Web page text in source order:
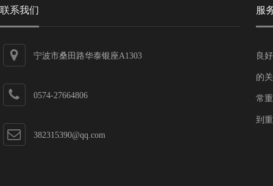
联系我们
宁波市桑田路华泰银座A1303
0574-27664806
382315390@qq.com
服
良
的
常
到